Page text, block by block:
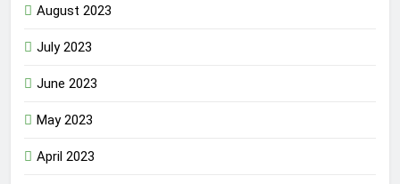
August 2023
July 2023
June 2023
May 2023
April 2023